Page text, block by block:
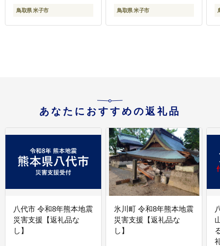
鳥取県 米子市 鳥取県 米子市
あなたにおすすめの返礼品
八代市 令和8年熊本地震
災害支援【返礼品な
し】
氷川町 令和8年熊本地震
災害支援【返礼品な
し】